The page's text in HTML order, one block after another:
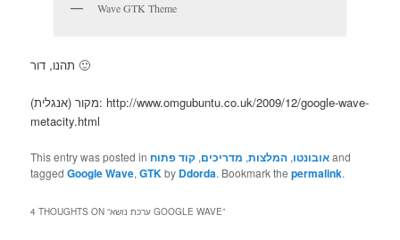
Wave GTK Theme
תהנו, דור 🙂
מקור (אנגלית): http://www.omgubuntu.co.uk/2009/12/google-wave-
metacity.html
This entry was posted in אובונטו, המלצות, מדריכים, קוד פתוח
and
taggedGoogle Wave,GTKby Ddorda. Bookmark thepermalink.
4 THOUGHTS ON “ ערכת נושא GOOGLE WAVE”